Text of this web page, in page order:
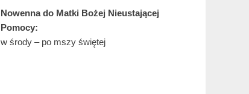
Nowenna do Matki Bożej Nieustającej
Pomocy:
w środy – po mszy świętej